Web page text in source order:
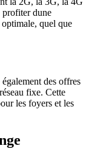
profiter dune
quel que
des offres
fixe. Cette
les foyers et les